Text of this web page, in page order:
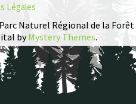
Légales
Naturel Régional de la Forêt
byMystery Themes.